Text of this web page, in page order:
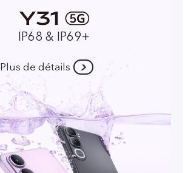
IP68 & IP69+
Plus de détails